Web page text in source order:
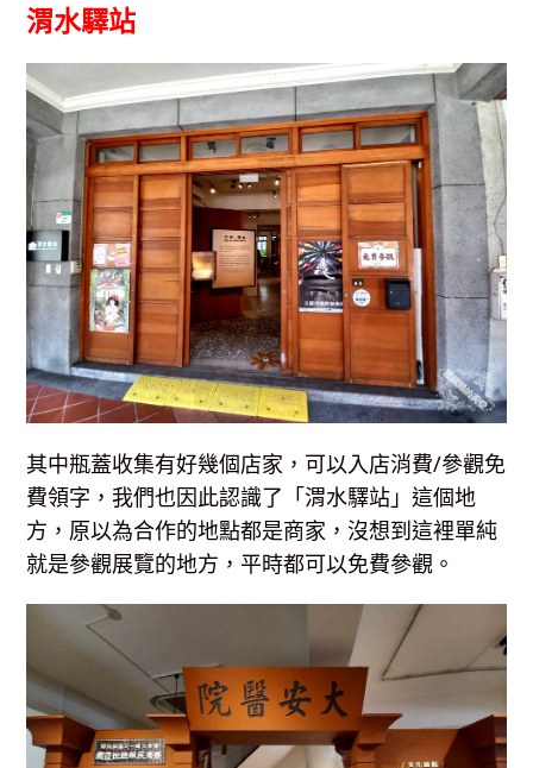
渭水驛站
其中瓶蓋收集有好幾個店家，可以入店消費/參觀免
費領字，我們也因此認識了「渭水驛站」這個地
方，原以為合作的地點都是商家，沒想到這裡單純
就是參觀展覽的地方，平時都可以免費參觀。